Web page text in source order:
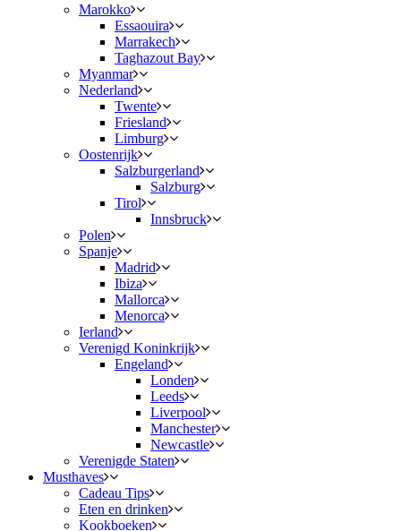
Marokko
Essaouira
Marrakech
Taghazout Bay
Myanmar
Nederland
Twente
Friesland
Limburg
Oostenrijk
Salzburgerland
Salzburg
Tirol
Innsbruck
Polen
Spanje
Madrid
Ibiza
Mallorca
Menorca
Ierland
Verenigd Koninkrijk
Engeland
Londen
Leeds
Liverpool
Manchester
Newcastle
Verenigde Staten
Musthaves
Cadeau Tips
Eten en drinken
Kookboeken